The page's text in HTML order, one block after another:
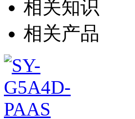
相关知识
相关产品